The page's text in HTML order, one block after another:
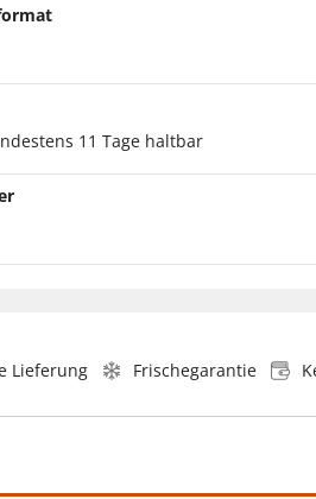
11 Tage haltbar
Lieferung Frischegarantie